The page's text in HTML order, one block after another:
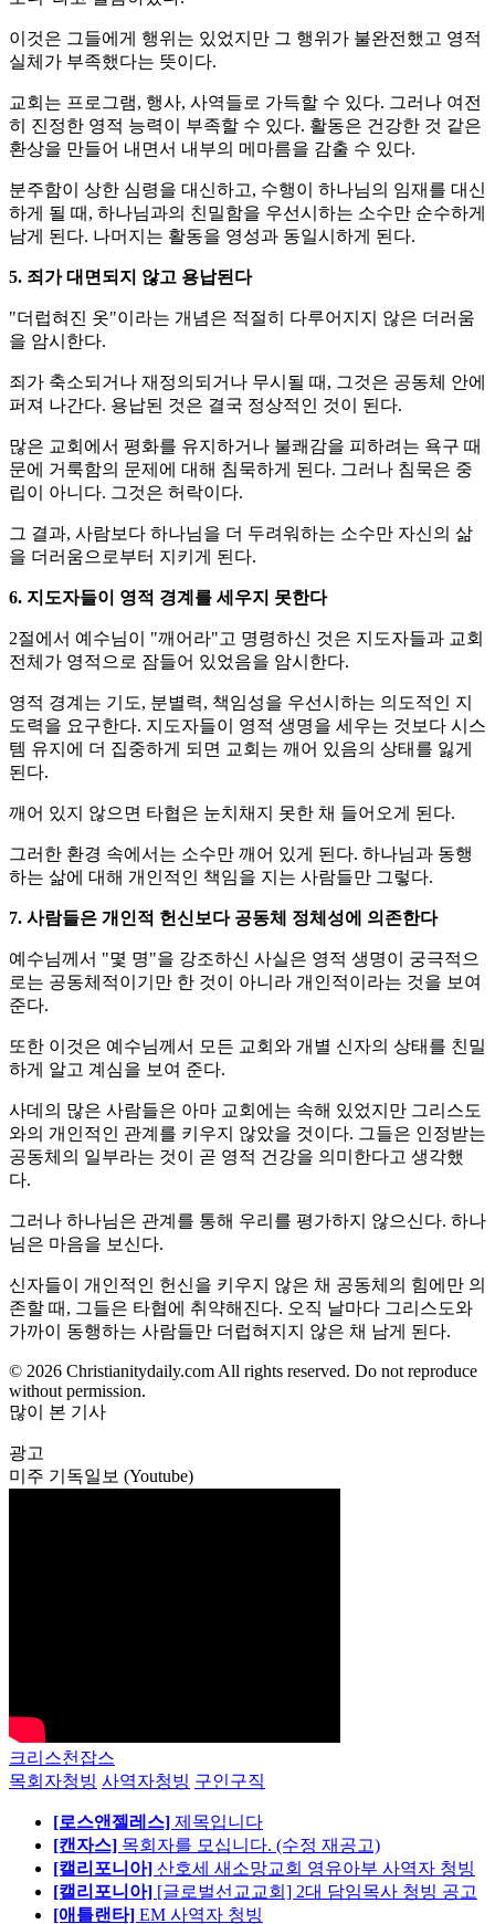
이것은 그들에게 행위는 있었지만 그 행위가 불완전했고 영적
실체가 부족했다는 뜻이다.
교회는 프로그램, 행사, 사역들로 가득할 수 있다. 그러나 여전
히 진정한 영적 능력이 부족할 수 있다. 활동은 건강한 것 같은
환상을 만들어 내면서 내부의 메마름을 감출 수 있다.
분주함이 상한 심령을 대신하고, 수행이 하나님의 임재를 대신
하게 될 때, 하나님과의 친밀함을 우선시하는 소수만 순수하게
남게 된다. 나머지는 활동을 영성과 동일시하게 된다.
5. 죄가 대면되지 않고 용납된다
"더럽혀진 옷"이라는 개념은 적절히 다루어지지 않은 더러움
을 암시한다.
죄가 축소되거나 재정의되거나 무시될 때, 그것은 공동체 안에
퍼져 나간다. 용납된 것은 결국 정상적인 것이 된다.
많은 교회에서 평화를 유지하거나 불쾌감을 피하려는 욕구 때
문에 거룩함의 문제에 대해 침묵하게 된다. 그러나 침묵은 중
립이 아니다. 그것은 허락이다.
그 결과, 사람보다 하나님을 더 두려워하는 소수만 자신의 삶
을 더러움으로부터 지키게 된다.
6. 지도자들이 영적 경계를 세우지 못한다
2절에서 예수님이 "깨어라"고 명령하신 것은 지도자들과 교회
전체가 영적으로 잠들어 있었음을 암시한다.
영적 경계는 기도, 분별력, 책임성을 우선시하는 의도적인 지
도력을 요구한다. 지도자들이 영적 생명을 세우는 것보다 시스
템 유지에 더 집중하게 되면 교회는 깨어 있음의 상태를 잃게
된다.
깨어 있지 않으면 타협은 눈치채지 못한 채 들어오게 된다.
그러한 환경 속에서는 소수만 깨어 있게 된다. 하나님과 동행
하는 삶에 대해 개인적인 책임을 지는 사람들만 그렇다.
7. 사람들은 개인적 헌신보다 공동체 정체성에 의존한다
예수님께서 "몇 명"을 강조하신 사실은 영적 생명이 궁극적으
로는 공동체적이기만 한 것이 아니라 개인적이라는 것을 보여
준다.
또한 이것은 예수님께서 모든 교회와 개별 신자의 상태를 친밀
하게 알고 계심을 보여 준다.
사데의 많은 사람들은 아마 교회에는 속해 있었지만 그리스도
와의 개인적인 관계를 키우지 않았을 것이다. 그들은 인정받는
공동체의 일부라는 것이 곧 영적 건강을 의미한다고 생각했
다.
그러나 하나님은 관계를 통해 우리를 평가하지 않으신다. 하나
님은 마음을 보신다.
신자들이 개인적인 헌신을 키우지 않은 채 공동체의 힘에만 의
존할 때, 그들은 타협에 취약해진다. 오직 날마다 그리스도와
가까이 동행하는 사람들만 더럽혀지지 않은 채 남게 된다.
© 2026 Christianitydaily.com All rights reserved. Do not reproduce
without permission.
많이 본 기사
광고
미주 기독일보 (Youtube)
크리스천잡스
목회자청빙 사역자청빙 구인구직
[로스앤젤레스] 제목입니다
[캔자스] 목회자를 모십니다. (수정 재공고)
[캘리포니아] 산호세 새소망교회 영유아부 사역자 청빙
[캘리포니아] [글로벌선교교회] 2대 담임목사 청빙 공고
[애틀랜타] EM 사역자 청빙